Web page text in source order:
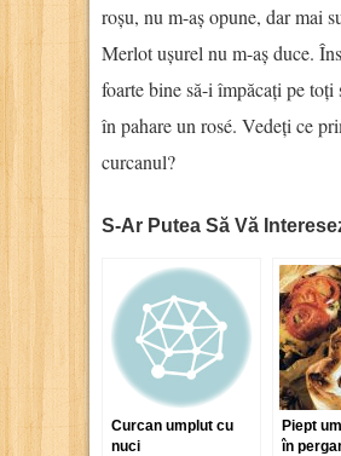
roșu, nu m-aș opune, dar mai
Merlot ușurel nu m-aș duce.
foarte bine să-i împăcați pe toți
în pahare un rosé. Vedeți ce
curcanul?
S-Ar Putea Să Vă
Curcan umplut cu
nuci
Piept
în